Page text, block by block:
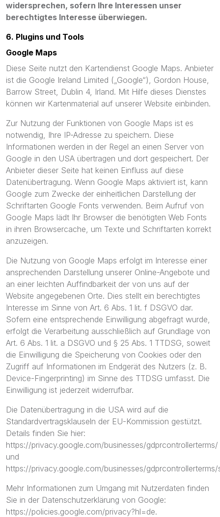
widersprechen, sofern Ihre Interessen unser
berechtigtes Interesse überwiegen.
6. Plugins und Tools
Google Maps
Diese Seite nutzt den Kartendienst Google Maps. Anbieter
ist die Google Ireland Limited („Google“), Gordon House,
Barrow Street, Dublin 4, Irland. Mit Hilfe dieses Dienstes
können wir Kartenmaterial auf unserer Website einbinden.
Zur Nutzung der Funktionen von Google Maps ist es
notwendig, Ihre IP-Adresse zu speichern. Diese
Informationen werden in der Regel an einen Server von
Google in den USA übertragen und dort gespeichert. Der
Anbieter dieser Seite hat keinen Einfluss auf diese
Datenübertragung. Wenn Google Maps aktiviert ist, kann
Google zum Zwecke der einheitlichen Darstellung der
Schriftarten Google Fonts verwenden. Beim Aufruf von
Google Maps lädt Ihr Browser die benötigten Web Fonts
in ihren Browsercache, um Texte und Schriftarten korrekt
anzuzeigen.
Die Nutzung von Google Maps erfolgt im Interesse einer
ansprechenden Darstellung unserer Online-Angebote und
an einer leichten Auffindbarkeit der von uns auf der
Website angegebenen Orte. Dies stellt ein berechtigtes
Interesse im Sinne von Art. 6 Abs. 1 lit. f DSGVO dar.
Sofern eine entsprechende Einwilligung abgefragt wurde,
erfolgt die Verarbeitung ausschließlich auf Grundlage von
Art. 6 Abs. 1 lit. a DSGVO und § 25 Abs. 1 TTDSG, soweit
die Einwilligung die Speicherung von Cookies oder den
Zugriff auf Informationen im Endgerät des Nutzers (z. B.
Device-Fingerprinting) im Sinne des TTDSG umfasst. Die
Einwilligung ist jederzeit widerrufbar.
Die Datenübertragung in die USA wird auf die
Standardvertragsklauseln der EU-Kommission gestützt.
Details finden Sie hier:
https://privacy.google.com/businesses/gdprcontrollerterms/
und
https://privacy.google.com/businesses/
Mehr Informationen zum Umgang mit Nutzerdaten finden
Sie in der Datenschutzerklärung von Google:
https://policies.google.com/privacy?hl=de.